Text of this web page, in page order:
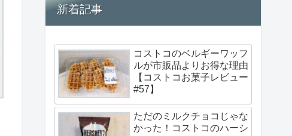
新着記事
コストコのベルギーワッフ
ルが市販品よりお得な理由
【コストコお菓子レビュー
#57】
ただのミルクチョコじゃな
かった！コストコのハーシ